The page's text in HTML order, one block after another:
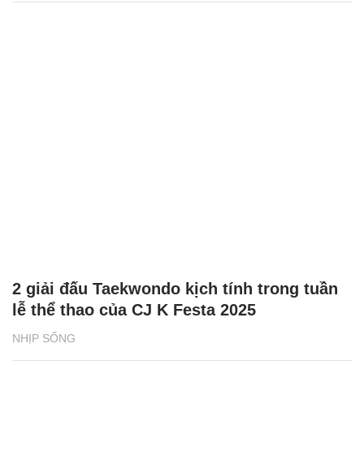
NHỊP SỐNG
2 giải đấu Taekwondo kịch tính trong tuần
lễ thể thao của CJ K Festa 2025